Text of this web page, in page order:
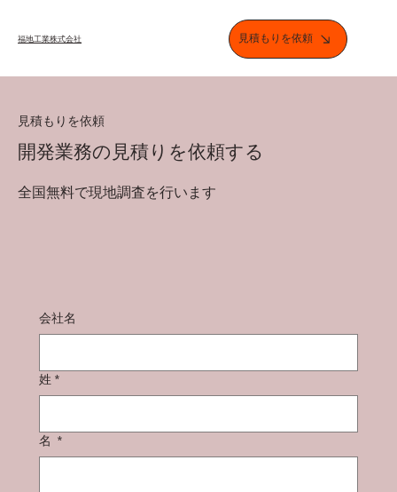
​福地工業株式会社 見積もりを依頼
見積もりを依頼
開発業務の見積りを依頼する
全国無料で現地調査を行います
会社名
姓 *
名 *